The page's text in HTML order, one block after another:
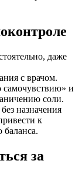
даже
с врачом.
самочувствию» и
соли.
назначения
к
за